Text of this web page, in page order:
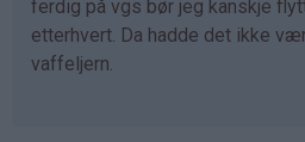
ferdig på vgs bør jeg kanskje
etterhvert. Da hadde det ikke
vaffeljern.